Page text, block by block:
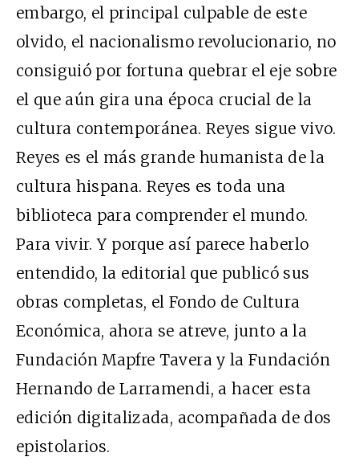
embargo, el principal culpable de este
olvido, el nacionalismo revolucionario, no
consiguió por fortuna quebrar el eje sobre
el que aún gira una época crucial de la
cultura contemporánea. Reyes sigue vivo.
Reyes es el más grande humanista de la
cultura hispana. Reyes es toda una
biblioteca para comprender el mundo.
Para vivir. Y porque así parece haberlo
entendido, la editorial que publicó sus
obras completas, el Fondo de Cultura
Económica, ahora se atreve, junto a la
Fundación Mapfre Tavera y la Fundación
Hernando de Larramendi, a hacer esta
edición digitalizada, acompañada de dos
epistolarios.